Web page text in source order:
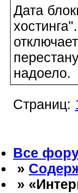
Дата
надоело.
Страниц:
Все
»
»